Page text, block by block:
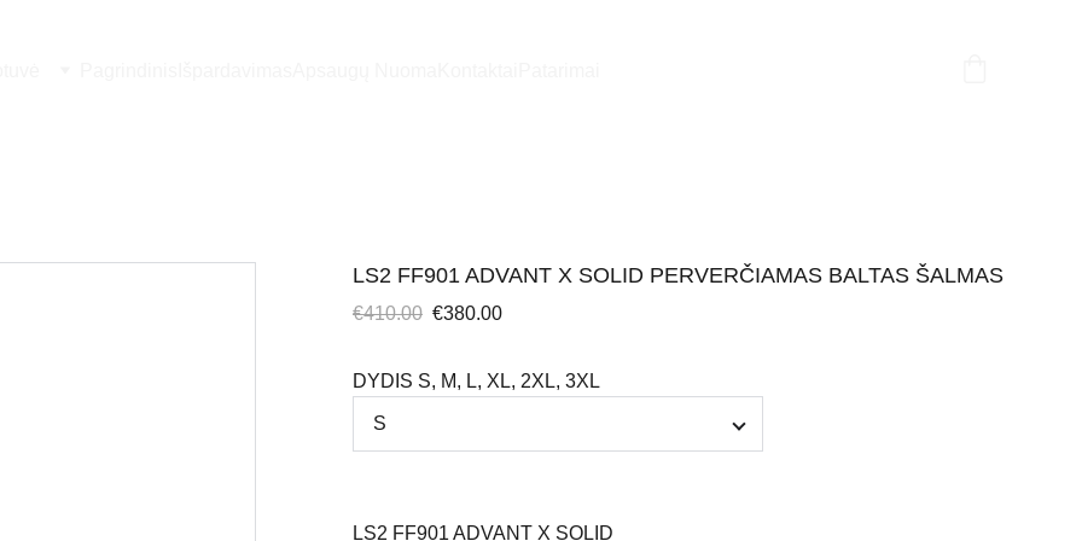
LS2 FF901 ADVANT X SOLID PERVERČIAMAS BALTAS ŠALMAS
€410.00 €380.00
DYDIS S, M, L, XL, 2XL, 3XL
LS2 FF901 ADVANT X SOLID